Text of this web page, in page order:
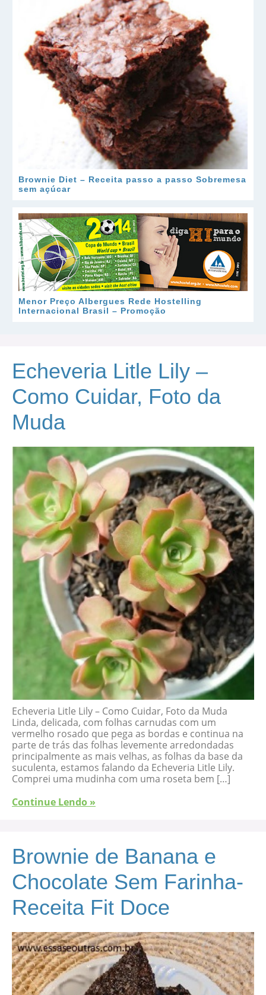
Brownie Diet – Receita passo a passo Sobremesa
sem açúcar
Menor Preço Albergues Rede Hostelling
Internacional Brasil – Promoção
Echeveria Litle Lily –
Como Cuidar, Foto da
Muda
Echeveria Litle Lily – Como Cuidar, Foto da Muda
Linda, delicada, com folhas carnudas com um
vermelho rosado que pega as bordas e continua na
parte de trás das folhas levemente arredondadas
principalmente as mais velhas, as folhas da base da
suculenta, estamos falando da Echeveria Litle Lily.
Comprei uma mudinha com uma roseta bem […]
Continue Lendo »
Brownie de Banana e
Chocolate Sem Farinha-
Receita Fit Doce